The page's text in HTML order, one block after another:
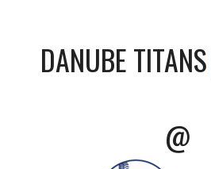
DANUBE TITANS
@